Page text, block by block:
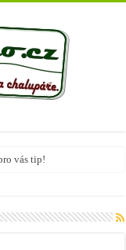
vás tip!